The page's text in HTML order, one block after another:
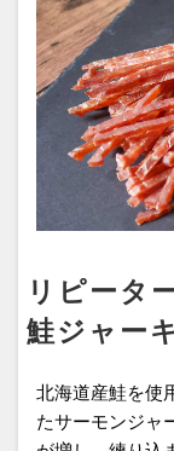
リピータ
鮭ジャー
北海道産鮭を使
たサーモンジャ